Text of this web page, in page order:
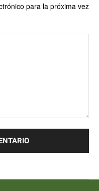
para la próxima vez